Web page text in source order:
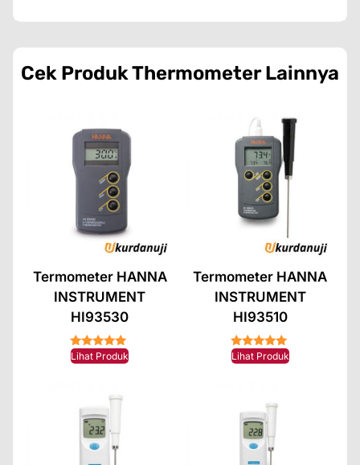
Cek ProdukThermometerLainnya
Termometer HANNA
INSTRUMENT
HI93530
★★★★★
Lihat Produk
Termometer HANNA
INSTRUMENT
HI93510
★★★★★
Lihat Produk